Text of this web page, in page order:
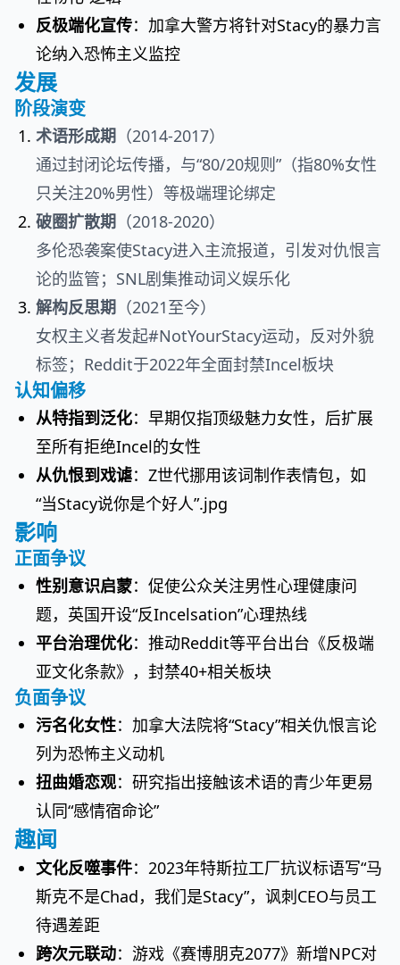
反极端化宣传：加拿大警方将针对Stacy的暴力言
论纳入恐怖主义监控
发展
阶段演变
术语形成期 （2014-2017）
通过封闭论坛传播，与“80/20规则”（指80%女性
只关注20%男性）等极端理论绑定
破圈扩散期 （2018-2020）
多伦恐袭案使Stacy进入主流报道，引发对仇恨言
论的监管；SNL剧集推动词义娱乐化
解构反思期 （2021至今）
女权主义者发起#NotYourStacy运动，反对外貌
标签；Reddit于2022年全面封禁Incel板块
认知偏移
从特指到泛化：早期仅指顶级魅力女性，后扩展
至所有拒绝Incel的女性
从仇恨到戏谑：Z世代挪用该词制作表情包，如
“当Stacy说你是个好人”.jpg
影响
正面争议
性别意识启蒙：促使公众关注男性心理健康问
题，英国开设“反Incelsation”心理热线
平台治理优化：推动Reddit等平台出台《反极端
亚文化条款》，封禁40+相关板块
负面争议
污名化女性：加拿大法院将“Stacy”相关仇恨言论
列为恐怖主义动机
扭曲婚恋观：研究指出接触该术语的青少年更易
认同“感情宿命论”
趣闻
文化反噬事件：2023年特斯拉工厂抗议标语写“马
斯克不是Chad，我们是Stacy”，讽刺CEO与员工
待遇差距
跨次元联动：游戏《赛博朋克2077》新增NPC对